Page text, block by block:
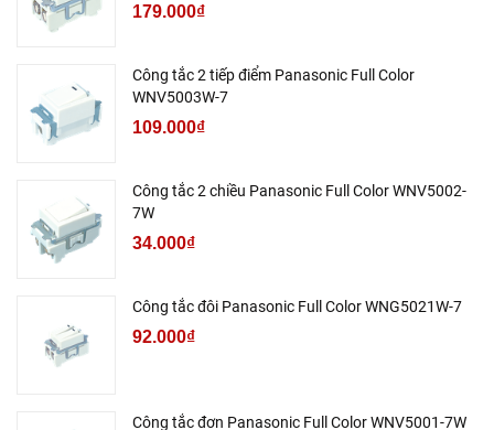
179.000₫
Công tắc 2 tiếp điểm Panasonic Full Color
WNV5003W-7
109.000₫
Công tắc 2 chiều Panasonic Full Color WNV5002-
7W
34.000₫
Công tắc đôi Panasonic Full Color WNG5021W-7
92.000₫
Công tắc đơn Panasonic Full Color WNV5001-7W